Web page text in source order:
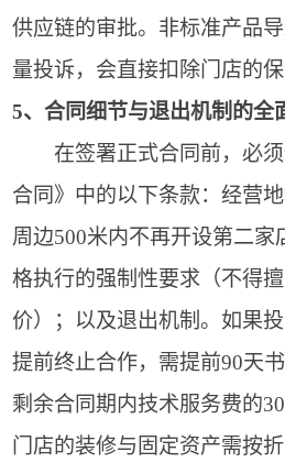
供应链的审批。非标准产品
量投诉，会直接扣除门店的保
5、合同细节与退出机制的全
在签署正式合同前，必须
合同》中的以下条款：经营
周边500米内不再开设第二家
格执行的强制性要求（不得
价）；以及退出机制。如果
提前终止合作，需提前90天
剩余合同期内技术服务费的
门店的装修与固定资产需按